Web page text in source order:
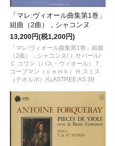
「マレ:ヴィオール曲集第1巻」
組曲（2曲），シャコンヌ
13,200円(税1,200円)
「マレ:ヴィオール曲集第1巻」組曲
（2曲），シャコンヌ/Ｊ.サバール/
Ｃ.コワン（バス・ヴィオール）Ｔ.
コープマン（ｃｅｍｂ）Ｈ.スミス
（テオルボ）/仏ASTREE:AS 39